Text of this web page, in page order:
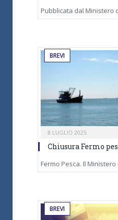
Pubblicata dal Ministero
BREVI
8 LUGLIO 2025
Chiusura Fermo
Fermo Pesca. Il
BREVI